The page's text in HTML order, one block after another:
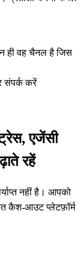
ही वह चैनल है जिस
संपर्क करें
एजेंसी
रहें
नहीं है। आपको
कैश-आउट प्लेटफ़ॉर्म